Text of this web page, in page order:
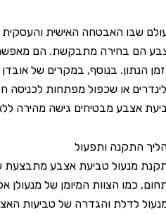
האבטחה האישית והעסקית היא
בחירה מתבקשת. הם מאפשרים
בנוסף, במקרים של אובדן
או שכפול מפתחות לכניסה
מבטיחים גישה מהירה ללא
ותפעול
טביעת אצבע מתבצעת על
הצוות המיומן של מנעולן
לדלת והגדרה של טביעות האצבע